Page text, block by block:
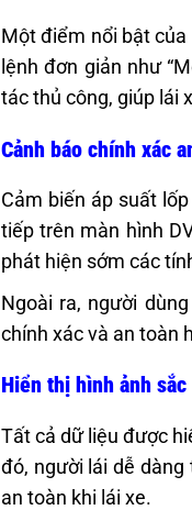
Một điểm nổi bật của
lệnh đơn giản như
tác thủ công, giúp lái
Cảnh báo chính xác
Cảm biến áp suất
tiếp trên màn hình
phát hiện sớm các
Ngoài ra, người
chính xác và an toàn
Hiển thị hình ảnh
Tất cả dữ liệu được
đó, người lái dễ
an toàn khi lái xe.